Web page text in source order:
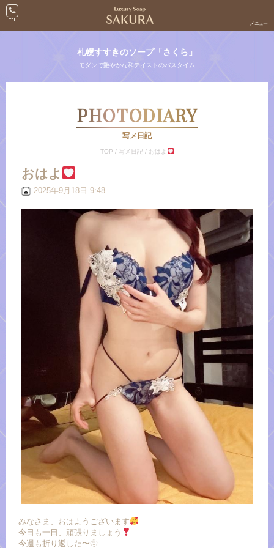
札幌すすきのソープ「さくら」
モダンで艶やかな和テイストのバスタイム
PHOTODIARY
写メ日記
TOP / 写メ日記 / おはよ
おはよ
2025年9月18日 9:48
みなさま、おはようございます
今日も一日、頑張りましょう
今週も折り返した〜🫥